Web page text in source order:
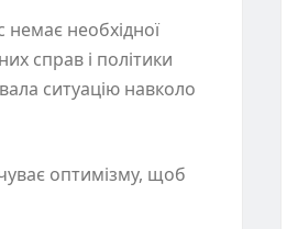
необхідної
справ і політики
ситуацію навколо
оптимізму, щоб